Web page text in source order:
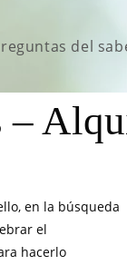
del
–
en la búsqueda
el
hacerlo